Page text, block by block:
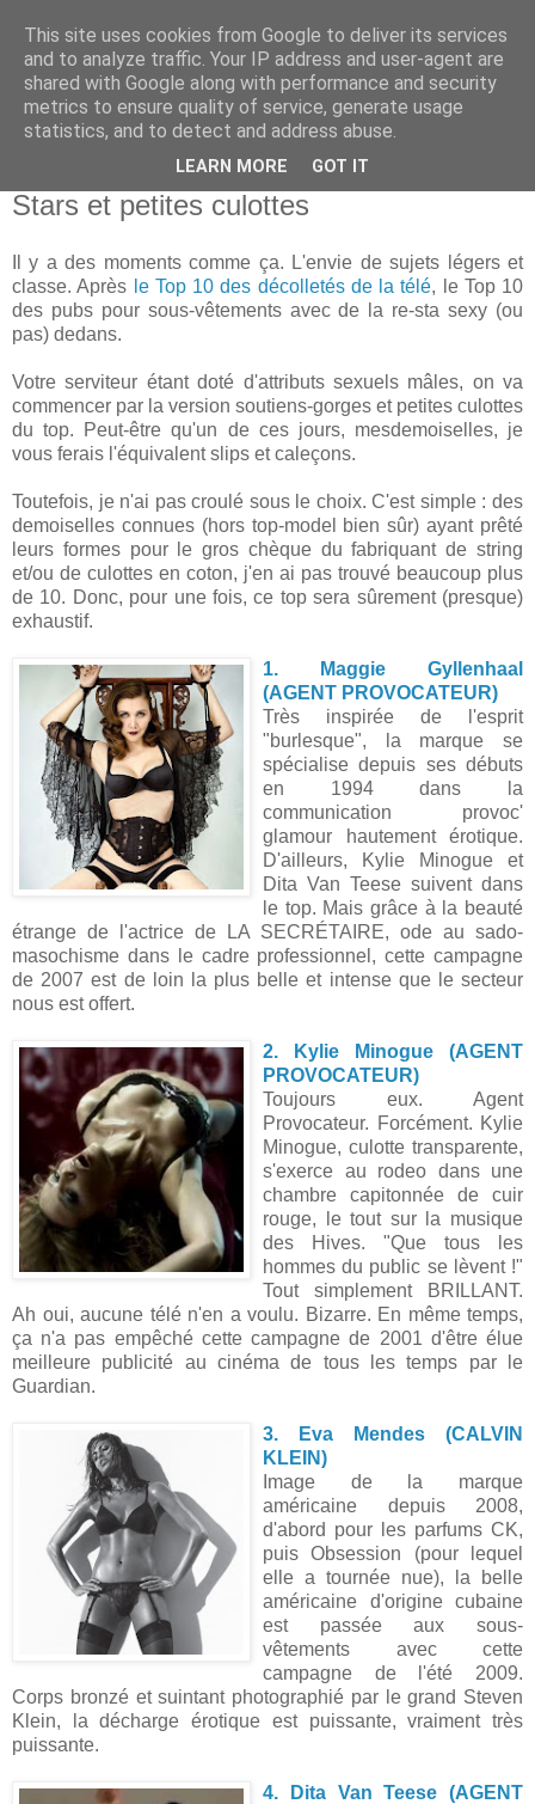
Stars et petites culottes
Il y a des moments comme ça. L'envie de sujets légers et
classe. Après le Top 10 des décolletés de la télé, le Top 10
des pubs pour sous-vêtements avec de la re-sta sexy (ou
pas) dedans.
Votre serviteur étant doté d'attributs sexuels mâles, on va
commencer par la version soutiens-gorges et petites culottes
du top. Peut-être qu'un de ces jours, mesdemoiselles, je
vous ferais l'équivalent slips et caleçons.
Toutefois, je n'ai pas croulé sous le choix. C'est simple : des
demoiselles connues (hors top-model bien sûr) ayant prêté
leurs formes pour le gros chèque du fabriquant de string
et/ou de culottes en coton, j'en ai pas trouvé beaucoup plus
de 10. Donc, pour une fois, ce top sera sûrement (presque)
exhaustif.
1. Maggie Gyllenhaal
(AGENT PROVOCATEUR)
Très inspirée de l'esprit
"burlesque", la marque se
spécialise depuis ses débuts
en 1994 dans la
communication provoc'
glamour hautement érotique.
D'ailleurs, Kylie Minogue et
Dita Van Teese suivent dans
le top. Mais grâce à la beauté
étrange de l'actrice de LA SECRÉTAIRE, ode au sado-
masochisme dans le cadre professionnel, cette campagne
de 2007 est de loin la plus belle et intense que le secteur
nous est offert.
2. Kylie Minogue (AGENT
PROVOCATEUR)
Toujours eux. Agent
Provocateur. Forcément. Kylie
Minogue, culotte transparente,
s'exerce au rodeo dans une
chambre capitonnée de cuir
rouge, le tout sur la musique
des Hives. "Que tous les
hommes du public se lèvent !"
Tout simplement BRILLANT.
Ah oui, aucune télé n'en a voulu. Bizarre. En même temps,
ça n'a pas empêché cette campagne de 2001 d'être élue
meilleure publicité au cinéma de tous les temps par le
Guardian.
3. Eva Mendes (CALVIN
KLEIN)
Image de la marque
américaine depuis 2008,
d'abord pour les parfums CK,
puis Obsession (pour lequel
elle a tournée nue), la belle
américaine d'origine cubaine
est passée aux sous-
vêtements avec cette
campagne de l'été 2009.
Corps bronzé et suintant photographié par le grand Steven
Klein, la décharge érotique est puissante, vraiment très
puissante.
4. Dita Van Teese (AGENT
This site uses cookies from Google to deliver its services
and to analyze traffic. Your IP address and user-agent are
shared with Google along with performance and security
metrics to ensure quality of service, generate usage
statistics, and to detect and address abuse.
LEARN MORE GOT IT